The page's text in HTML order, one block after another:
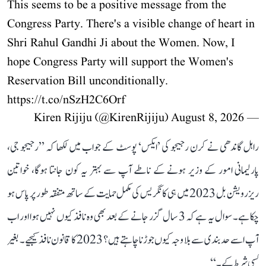
This seems to be a positive message from the
Congress Party. There's a visible change of heart in
Shri Rahul Gandhi Ji about the Women. Now, I
hope Congress Party will support the Women's
Reservation Bill unconditionally.
https://t.co/nSzH2C6Orf
— Kiren Rijiju (@KirenRijiju)
August 8, 2026
راہل گاندھی نے کرن رجیجو کی ’ایکس‘ پوسٹ کے جواب میں لکھا کہ ’’رجیجو جی،
پارلیمانی امور کے وزیر ہونے کے ناطے آپ سے بہتر یہ کون جانتا ہوگا، خواتین
ریزرویشن بل 2023 میں ہی کانگریس کی مکمل حمایت کے ساتھ متفقہ طور پر پاس ہو
چکا ہے۔ سوال یہ ہے کہ 3 سال گزر جانے کے بعد بھی وہ نافذ کیوں نہیں ہوا اور اب
آپ اسے حد بندی سے بلا وجہ کیوں جوڑنا چاہتے ہیں؟ 2023 کا قانون نافذ کیجیے۔ بغیر